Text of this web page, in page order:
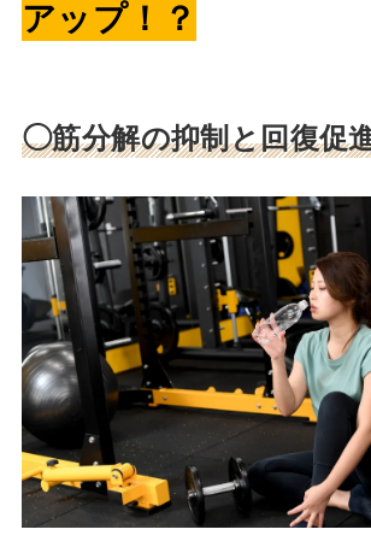
アップ！？
◯筋分解の抑制と回復促